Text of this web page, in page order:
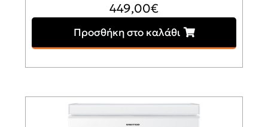
449,00€
Προσθήκη στο καλάθι